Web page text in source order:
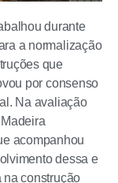
durante
a normalização
que
por consenso
Na avaliação
acompanhou
dessa e
na construção